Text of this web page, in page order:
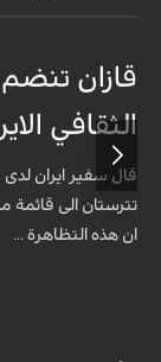
قازان
الثقافي
قال سفير ايران
تترستان الى قائمة
ان هذه التظاهرة ...